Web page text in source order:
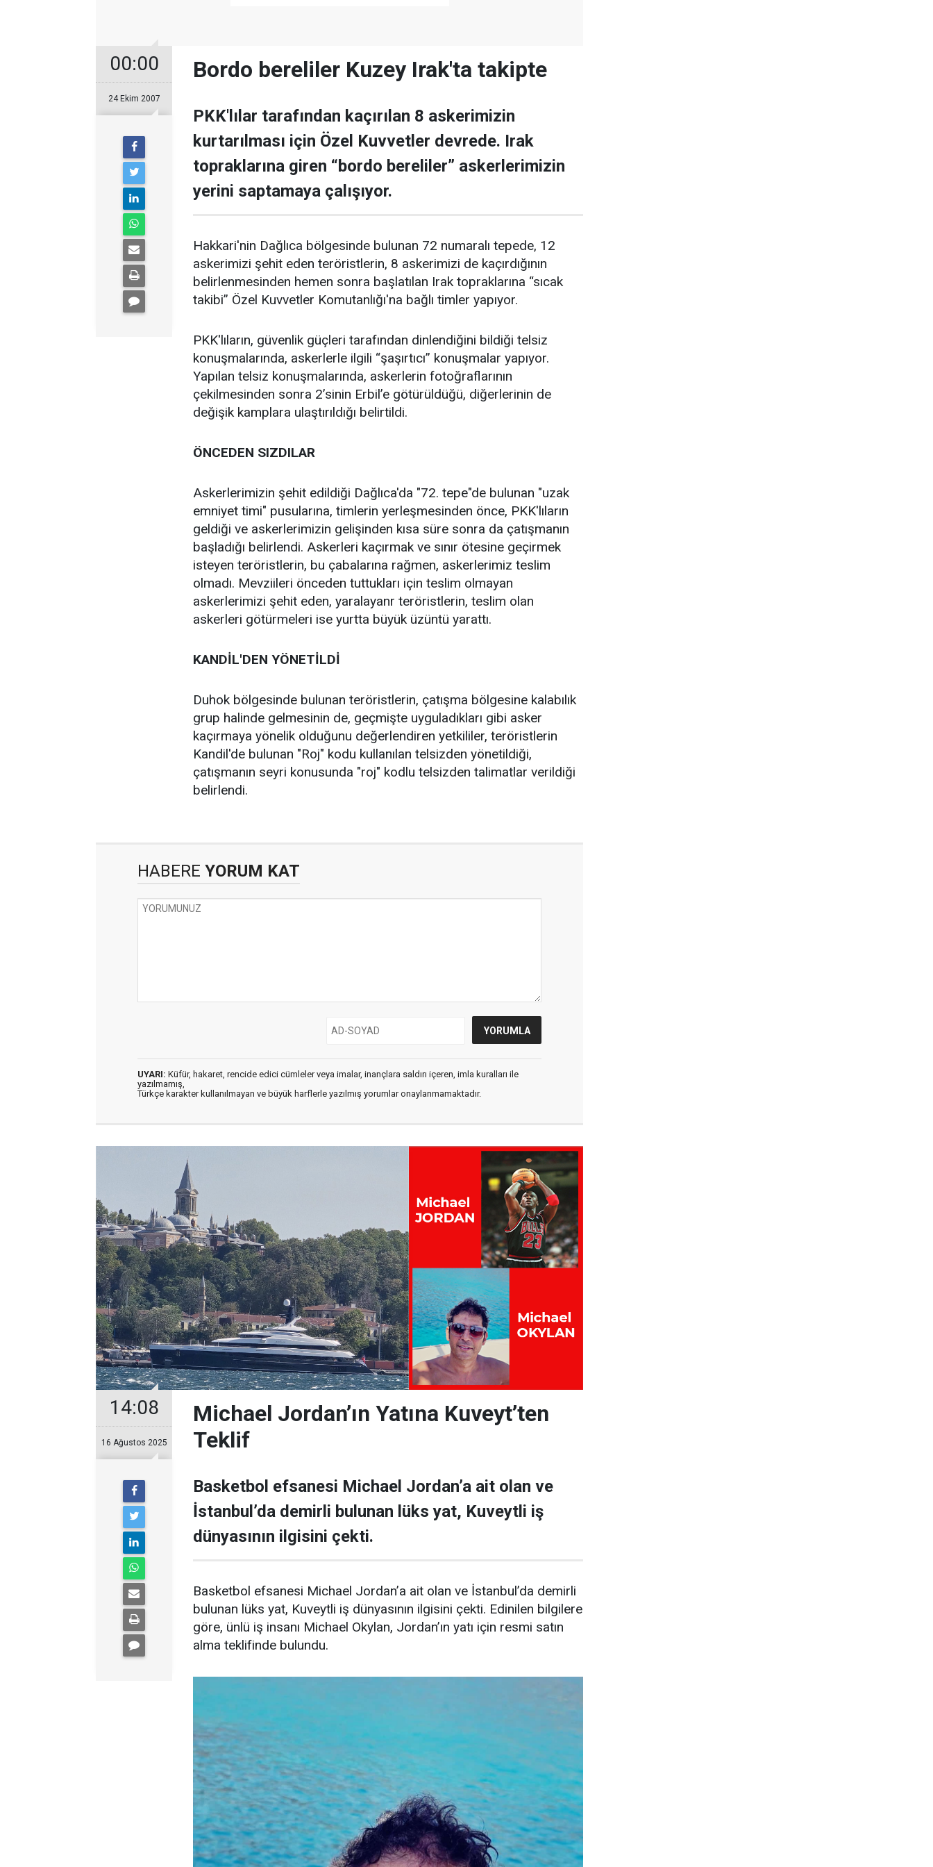
00:00
24 Ekim 2007
Bordo bereliler Kuzey Irak'ta takipte
PKK'lılar tarafından kaçırılan 8 askerimizin
kurtarılması için Özel Kuvvetler devrede. Irak
topraklarına giren “bordo bereliler” askerlerimizin
yerini saptamaya çalışıyor.
Hakkari'nin Dağlıca bölgesinde bulunan 72 numaralı tepede, 12
askerimizi şehit eden teröristlerin, 8 askerimizi de kaçırdığının
belirlenmesinden hemen sonra başlatılan Irak topraklarına “sıcak
takibi” Özel Kuvvetler Komutanlığı'na bağlı timler yapıyor.
PKK'lıların, güvenlik güçleri tarafından dinlendiğini bildiği telsiz
konuşmalarında, askerlerle ilgili “şaşırtıcı” konuşmalar yapıyor.
Yapılan telsiz konuşmalarında, askerlerin fotoğraflarının
çekilmesinden sonra 2’sinin Erbil’e götürüldüğü, diğerlerinin de
değişik kamplara ulaştırıldığı belirtildi.
ÖNCEDEN SIZDILAR
Askerlerimizin şehit edildiği Dağlıca'da "72. tepe"de bulunan "uzak
emniyet timi" pusularına, timlerin yerleşmesinden önce, PKK'lıların
geldiği ve askerlerimizin gelişinden kısa süre sonra da çatışmanın
başladığı belirlendi. Askerleri kaçırmak ve sınır ötesine geçirmek
isteyen teröristlerin, bu çabalarına rağmen, askerlerimiz teslim
olmadı. Mevziileri önceden tuttukları için teslim olmayan
askerlerimizi şehit eden, yaralayanr teröristlerin, teslim olan
askerleri götürmeleri ise yurtta büyük üzüntü yarattı.
KANDİL'DEN YÖNETİLDİ
Duhok bölgesinde bulunan teröristlerin, çatışma bölgesine kalabılık
grup halinde gelmesinin de, geçmişte uyguladıkları gibi asker
kaçırmaya yönelik olduğunu değerlendiren yetkililer, teröristlerin
Kandil'de bulunan "Roj" kodu kullanılan telsizden yönetildiği,
çatışmanın seyri konusunda "roj" kodlu telsizden talimatlar verildiği
belirlendi.
HABERE YORUM KAT
UYARI: Küfür, hakaret, rencide edici cümleler veya imalar, inançlara saldırı içeren, imla kuralları ile
yazılmamış,
Türkçe karakter kullanılmayan ve büyük harflerle yazılmış yorumlar onaylanmamaktadır.
14:08
16 Ağustos 2025
Michael Jordan’ın Yatına Kuveyt’ten
Teklif
Basketbol efsanesi Michael Jordan’a ait olan ve
İstanbul’da demirli bulunan lüks yat, Kuveytli iş
dünyasının ilgisini çekti.
Basketbol efsanesi Michael Jordan’a ait olan ve İstanbul’da demirli
bulunan lüks yat, Kuveytli iş dünyasının ilgisini çekti. Edinilen bilgilere
göre, ünlü iş insanı Michael Okylan, Jordan’ın yatı için resmi satın
alma teklifinde bulundu.